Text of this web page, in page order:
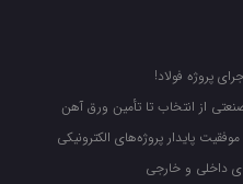
پروژه فولاد!
از انتخاب تا تأمین ورق آهن
پایدار پروژه‌های الکترونیکی
داخلی و خارجی